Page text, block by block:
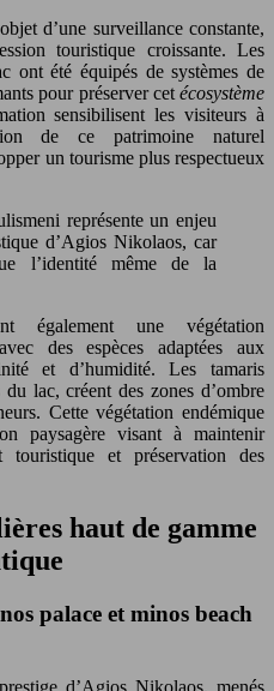
d’une surveillance constante,
touristique croissante. Les
ont été équipés de systèmes de
pour préserver cet écosystème
sensibilisent les visiteurs à
de ce patrimoine naturel
un tourisme plus respectueux
représente un enjeu
d’Agios Nikolaos, car
l’identité même de la
une végétation
des espèces adaptées aux
et d’humidité. Les tamaris
lac, créent des zones d’ombre
Cette végétation endémique
paysagère visant à maintenir
touristique et préservation des
haut de gamme
palace et minos beach
d’Agios Nikolaos, menés